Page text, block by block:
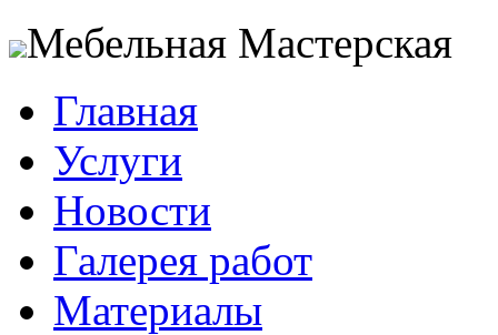
Мебельная Мастерская
Главная
Услуги
Новости
Галерея работ
Материалы